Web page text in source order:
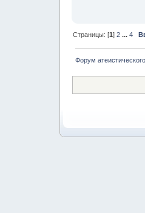
Страницы: [1]2 ...4
Форум